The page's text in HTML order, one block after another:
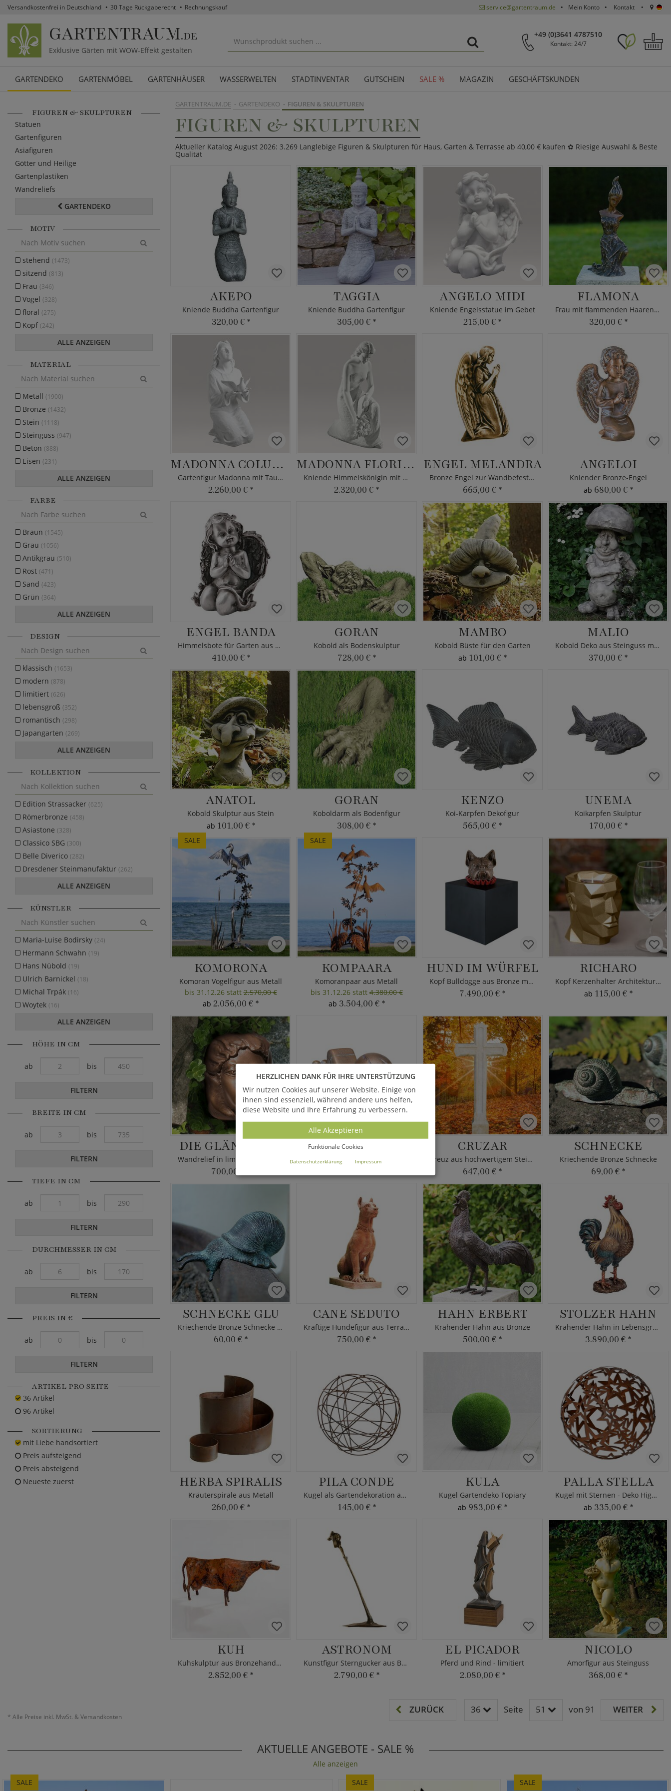
Versandkostenfrei in Deutschland 30 Tage Rückgaberecht Rechnungskauf service@gartentraum.de Mein Konto Kontakt
GARTENTRAUM.DE
Exklusive Gärten mit WOW-Effekt gestalten
+49 (0)3641 4787510
Kontakt: 24/7
GARTENDEKO GARTENMÖBEL GARTENHÄUSER WASSERWELTEN STADTINVENTAR GUTSCHEIN SALE % MAGAZIN GESCHÄFTSKUNDEN
GARTENTRAUM.DE GARTENDEKO FIGUREN & SKULPTUREN
FIGUREN & SKULPTUREN
Aktueller Katalog August 2026: 3.269 Langlebige Figuren & Skulpturen für Haus, Garten & Terrasse ab 40,00 € kaufen ✿ Riesige Auswahl & Beste
Qualität
AKEPO
Kniende Buddha Gartenfigur
320,00 € *
TAGGIA
Kniende Buddha Gartenfigur
305,00 € *
ANGELO MIDI
Kniende Engelsstatue im Gebet
215,00 € *
FLAMONA
Frau mit flammenden Haaren Bronze
320,00 € *
MADONNA COLUMBA
Gartenfigur Madonna mit Taube
2.260,00 € *
MADONNA FLORIDIS
Kniende Himmelskönigin mit Rosen
2.320,00 € *
ENGEL MELANDRA
Bronze Engel zur Wandbefestigung
665,00 € *
ANGELOI
Kniender Bronze-Engel
ab 680,00 € *
ENGEL BANDA
Himmelsbote für Garten aus Metall
410,00 € *
GORAN
Kobold als Bodenskulptur
728,00 € *
MAMBO
Kobold Büste für den Garten
ab 101,00 € *
MALIO
Kobold Deko aus Steinguss mit Pilzhut
370,00 € *
ANATOL
Kobold Skulptur aus Stein
ab 101,00 € *
GORAN
Koboldarm als Bodenfigur
308,00 € *
KENZO
Koi-Karpfen Dekofigur
565,00 € *
UNEMA
Koikarpfen Skulptur
170,00 € *
SALE
KOMORONA
Komoran Vogelfigur aus Metall
bis 31.12.26 statt2.570,00 €
ab 2.056,00 € *
SALE
KOMPAARA
Komoranpaar aus Metall
bis 31.12.26 statt4.380,00 €
ab 3.504,00 € *
HUND IM WÜRFEL
Kopf Bulldogge aus Bronze mit Halskrause
7.490,00 € *
RICHARO
Kopf Kerzenhalter Architekturbeton
ab 115,00 € *
DIE GLÄNZENDE
700,00 €
CRUZAR
Kreuz aus hochwertigem Steinguss
647,00 € *
SCHNECKE
Kriechende Bronze Schnecke
69,00 € *
SCHNECKE GLU
Kriechende Bronze Schnecke als Deko
60,00 € *
CANE SEDUTO
Kräftige Hundefigur aus Terrakotta
750,00 € *
HAHN ERBERT
Krähender Hahn aus Bronze
500,00 € *
STOLZER HAHN
Krähender Hahn in Lebensgröße
3.890,00 € *
HERBA SPIRALIS
Kräuterspirale aus Metall
260,00 € *
PILA CONDE
Kugel als Gartendekoration aus Metall
145,00 € *
KULA
Kugel Gartendeko Topiary
ab 983,00 € *
PALLA STELLA
Kugel mit Sternen - Deko Highlight
ab 335,00 € *
KUH
Kuhskulptur aus Bronzehandwerk
2.852,00 € *
ASTRONOM
Kunstfigur Sterngucker aus Bronze
2.790,00 € *
EL PICADOR
Pferd und Rind - limitiert
2.080,00 € *
NICOLO
Amorfigur aus Steinguss
368,00 € *
FIGUREN & SKULPTUREN
Statuen
Gartenfiguren
Asiafiguren
Götter und Heilige
Gartenplastiken
Wandreliefs
GARTENDEKO
MOTIV
stehend (1473)
sitzend (813)
Frau (346)
Vogel (328)
floral (275)
Kopf (242)
ALLE ANZEIGEN
MATERIAL
Metall (1900)
Bronze (1432)
Stein (1118)
Steinguss (947)
Beton (888)
Eisen (231)
ALLE ANZEIGEN
FARBE
Braun (1545)
Grau (1056)
Antikgrau (510)
Rost (471)
Sand (423)
Grün (364)
ALLE ANZEIGEN
DESIGN
klassisch (1653)
modern (878)
limitiert (626)
lebensgroß (352)
romantisch (298)
Japangarten (269)
ALLE ANZEIGEN
KOLLEKTION
Edition Strassacker (625)
Römerbronze (458)
Asiastone (328)
Classico SBG (300)
Belle Diverico (282)
Dresdener Steinmanufaktur (262)
ALLE ANZEIGEN
KÜNSTLER
Maria-Luise Bodirsky (24)
Hermann Schwahn (19)
Hans Nübold (19)
Ulrich Barnickel (18)
Michal Trpák (16)
Woytek (16)
ALLE ANZEIGEN
HÖHE IN CM
ab bis
FILTERN
BREITE IN CM
ab bis
FILTERN
TIEFE IN CM
ab bis
FILTERN
DURCHMESSER IN CM
ab bis
FILTERN
PREIS IN €
ab bis
FILTERN
ARTIKEL PRO SEITE
36 Artikel
96 Artikel
SORTIERUNG
mit Liebe handsortiert
Preis aufsteigend
Preis absteigend
Neueste zuerst
* Alle Preise inkl. MwSt. & Versandkosten
ZURÜCK 36 Seite 51 von 91 WEITER
AKTUELLE ANGEBOTE - SALE %
Alle anzeigen
SALE
SALE SALE
HERZLICHEN DANK FÜR IHRE UNTERSTÜTZUNG
Wir nutzen Cookies auf unserer Website. Einige von
ihnen sind essenziell, während andere uns helfen,
diese Website und Ihre Erfahrung zu verbessern.
Alle Akzeptieren
Funktionale Cookies
Datenschutzerklärung Impressum